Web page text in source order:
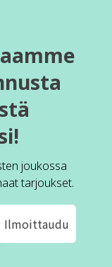
joukossa
tarjoukset.
Ilmoittaudu